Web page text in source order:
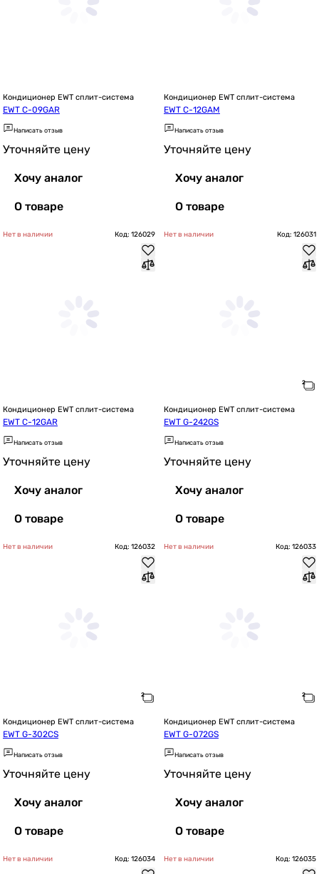
Кондиционер EWT сплит-система
EWT C-09GAR
Написать отзыв
Уточняйте цену
Хочу аналог
О товаре
Кондиционер EWT сплит-система
EWT C-12GAM
Написать отзыв
Уточняйте цену
Хочу аналог
О товаре
Нет в наличии Код: 126029
Кондиционер EWT сплит-система
EWT C-12GAR
Написать отзыв
Уточняйте цену
Хочу аналог
О товаре
Нет в наличии Код: 126031
Кондиционер EWT сплит-система
EWT G-242GS
Написать отзыв
Уточняйте цену
Хочу аналог
О товаре
Нет в наличии Код: 126032
Кондиционер EWT сплит-система
EWT G-302CS
Написать отзыв
Уточняйте цену
Хочу аналог
О товаре
Нет в наличии Код: 126033
Кондиционер EWT сплит-система
EWT G-072GS
Написать отзыв
Уточняйте цену
Хочу аналог
О товаре
Нет в наличии Код: 126034 Нет в наличии Код: 126035